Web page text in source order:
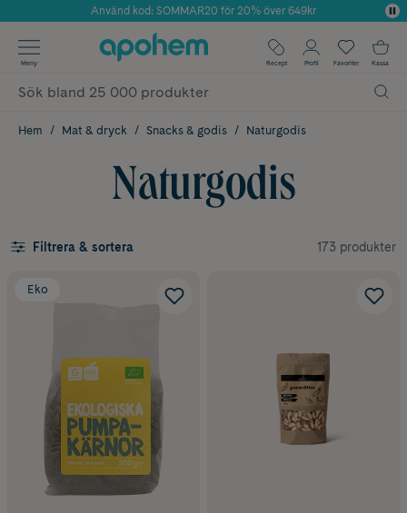
Årets Butik 2025 inom Skönhet
Använd kod: SOMMAR20 för 20% över 649kr
✓ Fri frakt
✓ Poäng på alla köp*
Meny Recept Profil Favoriter Kassa
Hem Mat & dryck Snacks & godis Naturgodis
Naturgodis
Filtrera & sortera 173 produkter
Eko